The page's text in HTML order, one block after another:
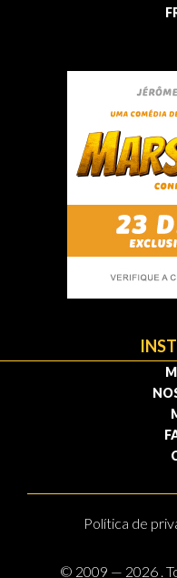
Política de
© 2009 — 2026 .